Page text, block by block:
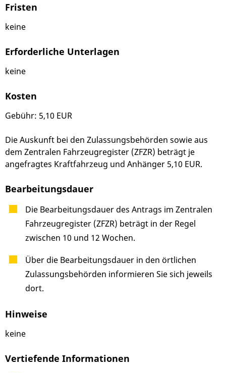
Fristen
keine
Erforderliche Unterlagen
keine
Kosten
Gebühr: 5,10 EUR
Die Auskunft bei den Zulassungsbehörden sowie aus
dem Zentralen Fahrzeugregister (ZFZR) beträgt je
angefragtes Kraftfahrzeug und Anhänger 5,10 EUR.
Bearbeitungsdauer
Die Bearbeitungsdauer des Antrags im Zentralen
Fahrzeugregister (ZFZR) beträgt in der Regel
zwischen 10 und 12 Wochen.
Über die Bearbeitungsdauer in den örtlichen
Zulassungsbehörden informieren Sie sich jeweils
dort.
Hinweise
keine
Vertiefende Informationen